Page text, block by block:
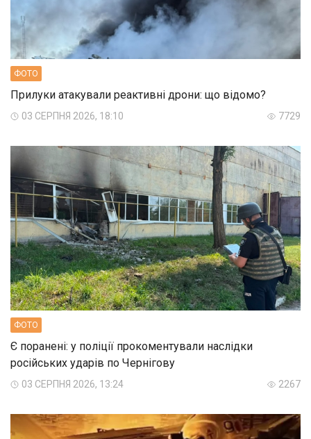
ФОТО
Прилуки атакували реактивні дрони: що відомо?
03 СЕРПНЯ 2026, 18:10 7729
ФОТО
Є поранені: у поліції прокоментували наслідки
російських ударів по Чернігову
03 СЕРПНЯ 2026, 13:24 2267